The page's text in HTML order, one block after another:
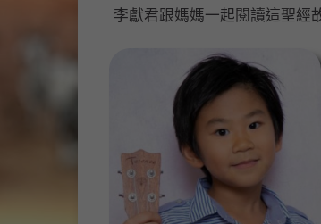
李獻君跟媽媽一起閱讀這聖經